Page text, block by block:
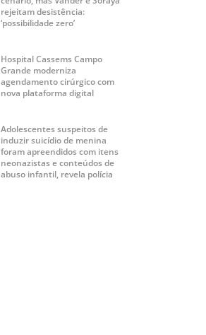
rejeitam desistência:
‘possibilidade zero’
Hospital Cassems Campo
Grande moderniza
agendamento cirúrgico com
nova plataforma digital
Adolescentes suspeitos de
induzir suicídio de menina
foram apreendidos com itens
neonazistas e conteúdos de
abuso infantil, revela polícia